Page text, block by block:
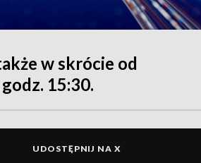
w skrócie od
15:30.
UDOSTĘPNIJ NA X